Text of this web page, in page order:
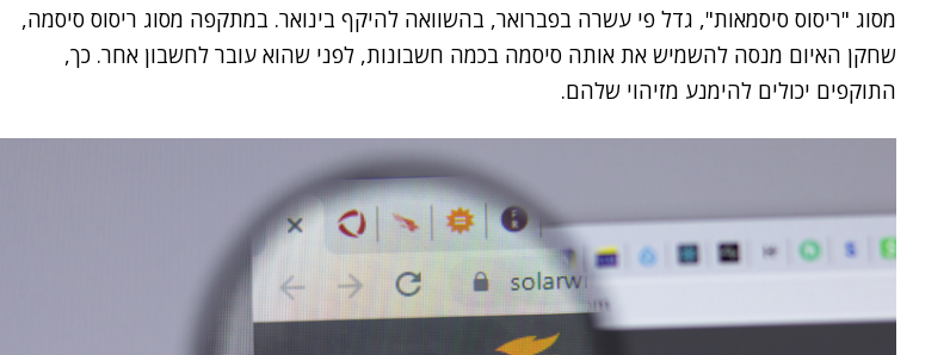
מסוג "ריסוס סיסמאות", גדל פי עשרה בפברואר, בהשוואה להיקף בינואר. במתקפה מסוג ריסוס סיסמה,
שחקן האיום מנסה להשמיש את אותה סיסמה בכמה חשבונות, לפני שהוא עובר לחשבון אחר. כך,
התוקפים יכולים להימנע מזיהוי שלהם.